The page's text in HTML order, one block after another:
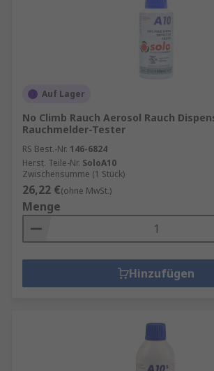
Auf Lager
No Climb Rauch Aerosol Rauch
Rauchmelder-Tester
RS Best.-Nr. 146-6824
Herst. Teile-Nr. SoloA10
Zwischensumme (1 Stück)
26,22 €(ohne MwSt.)
Menge
Hinzufügen